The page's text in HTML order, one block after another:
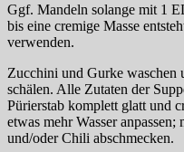
Ggf. Mandeln solange mit 1
bis eine cremige Masse
verwenden.
Zucchini und Gurke waschen
schälen. Alle Zutaten der
Pürierstab komplett glatt und
etwas mehr Wasser
und/oder Chili abschmecken.